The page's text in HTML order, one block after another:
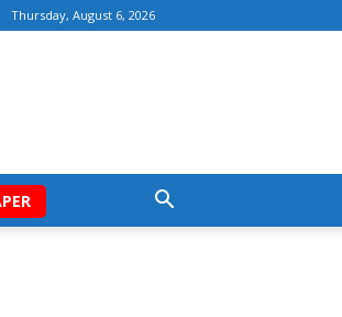
Thursday, August 6, 2026